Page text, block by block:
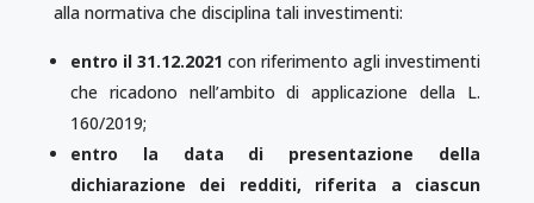
alla normativa che disciplina tali investimenti:
entro il 31.12.2021 con riferimento agli investimenti
che ricadono nell’ambito di applicazione della L.
160/2019;
entro la data di presentazione della
dichiarazione dei redditi,
riferita a ciascun